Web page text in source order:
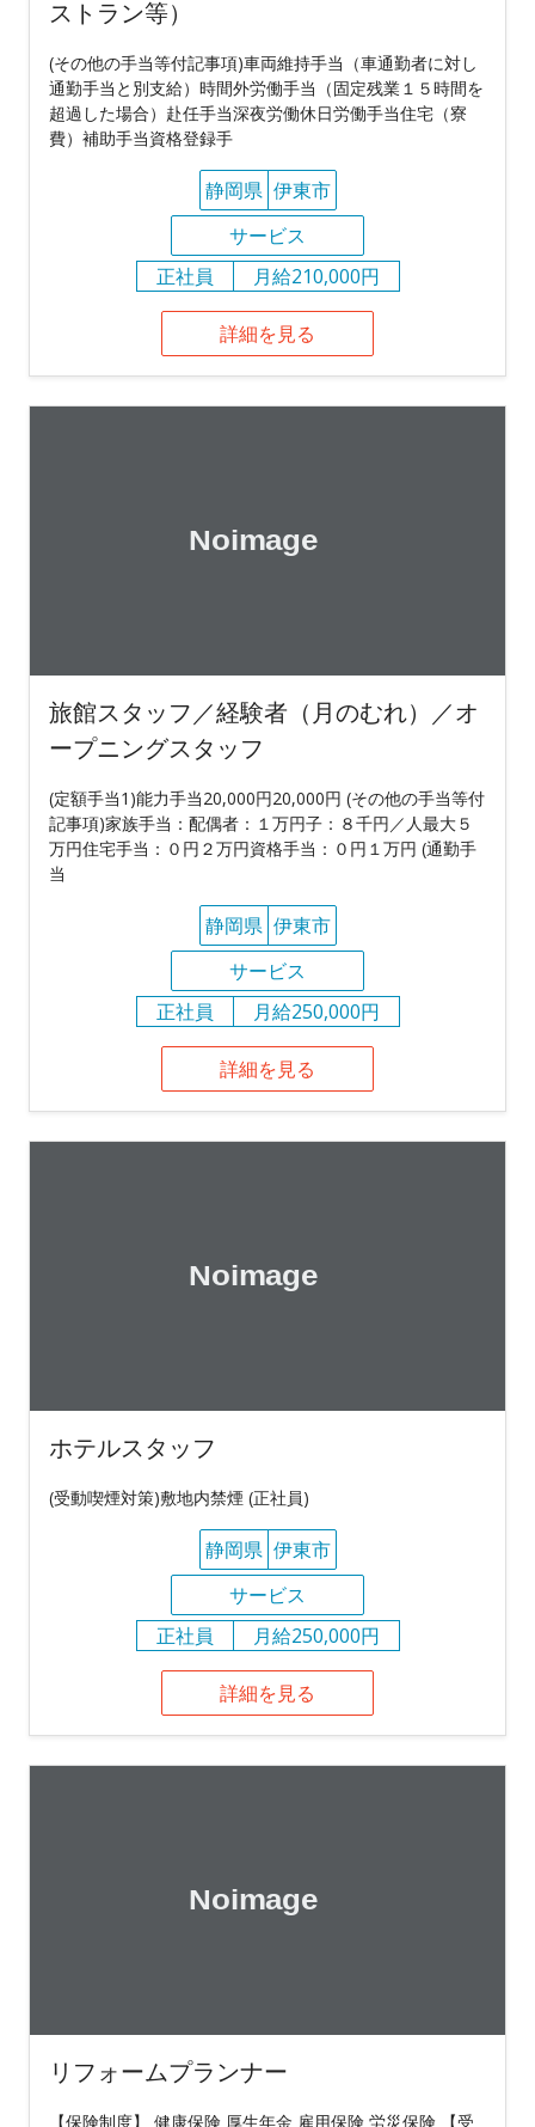
ストラン等）
(その他の手当等付記事項)車両維持手当（車通勤者に対し
通勤手当と別支給）時間外労働手当（固定残業１５時間を
超過した場合）赴任手当深夜労働休日労働手当住宅（寮
費）補助手当資格登録手
静岡県 伊東市
サービス
正社員
月給210,000円
詳細を見る
旅館スタッフ／経験者（月のむれ）／オ
ープニングスタッフ
(定額手当1)能力手当20,000円20,000円 (その他の手当等付
記事項)家族手当：配偶者：１万円子：８千円／人最大５
万円住宅手当：０円２万円資格手当：０円１万円 (通勤手
当
静岡県 伊東市
サービス
正社員
月給250,000円
詳細を見る
ホテルスタッフ
(受動喫煙対策)敷地内禁煙 (正社員)
静岡県 伊東市
サービス
正社員
月給250,000円
詳細を見る
リフォームプランナー
【保険制度】 健康保険 厚生年金 雇用保険 労災保険 【受